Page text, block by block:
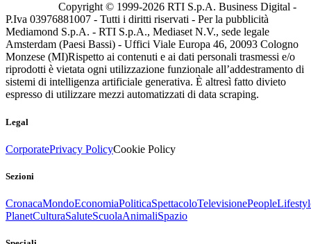
Copyright © 1999-2026 RTI S.p.A. Business Digital -
P.Iva 03976881007 - Tutti i diritti riservati - Per la pubblicità
Mediamond S.p.A. - RTI S.p.A., Mediaset N.V., sede legale
Amsterdam (Paesi Bassi) - Uffici Viale Europa 46, 20093 Cologno
Monzese (MI)Rispetto ai contenuti e ai dati personali trasmessi e/o
riprodotti è vietata ogni utilizzazione funzionale all’addestramento di
sistemi di intelligenza artificiale generativa. È altresì fatto divieto
espresso di utilizzare mezzi automatizzati di data scraping.
Legal
CorporatePrivacy PolicyCookie Policy
Sezioni
CronacaMondoEconomiaPoliticaSpettacoloTelevisionePeople
PlanetCulturaSaluteScuolaAnimaliSpazio